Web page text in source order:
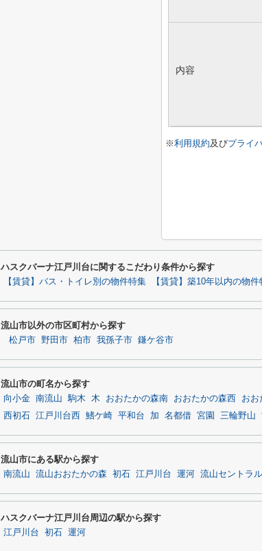
内容
※利用規約及びプライ
ハスクバーナ江戸川台に関するこだわり条件から探す
【賃貸】バス・トイレ別の物件特集 【賃貸】築10年以内の物件
流山市以外の市区町村から探す
松戸市 野田市 柏市 我孫子市 鎌ケ谷市
流山市の町名から探す
向小金 南流山 駒木 木 おおたかの森南 おおたかの森西 おお
西初石
江戸川台西 鰭ケ崎 平和台 加 名都借 宮園 三輪野山
流山市にある駅から探す
南流山 流山おおたかの森 初石 江戸川台 運河 流山セントラ
ハスクバーナ江戸川台周辺の駅から探す
江戸川台 初石 運河